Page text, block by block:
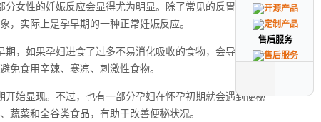
女性的妊娠反应会显得尤为明显。除了常见的反胃、喜
，实际上是孕早期的一种正常妊娠反应。
，如果孕妇进食了过多不易消化吸收的食物，会导致肠道
免食用辛辣、寒凉、刺激性食物。
始显现。不过，也有一部分孕妇在怀孕初期就会遇到便秘
蔬菜和全谷类食品，有助于改善便秘状况。
售后服务
售后服务